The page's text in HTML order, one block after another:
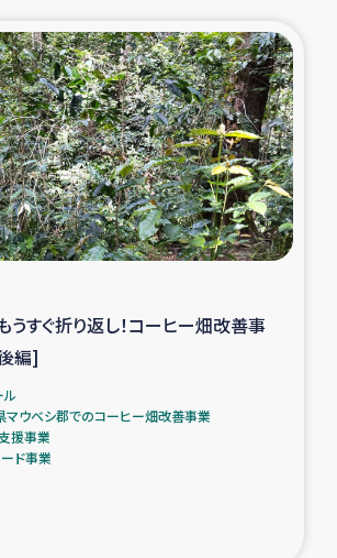
東ティモール豪雨緊急支援
大雨による洪水被災者支援
カカオ生産者支援事業
内避難民・帰還民の生活再建支援
コにおけるシリア難民支援事業
部 スラウェシの地震・津波被災者支援
リランカ ジャフナ県干物事業
うすぐ折り返し！コーヒー畑改善事
編]
ル
マウベシ郡でのコーヒー畑改善事業
援事業
ド事業